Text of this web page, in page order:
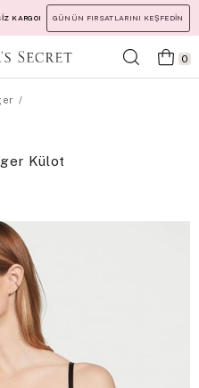
KARGO! GÜNÜN FIRSATLARINI KEŞFEDİN
0
Külot